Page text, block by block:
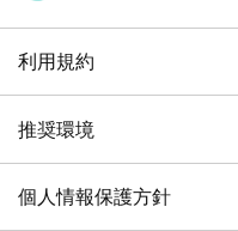
利用規約
推奨環境
個人情報保護方針